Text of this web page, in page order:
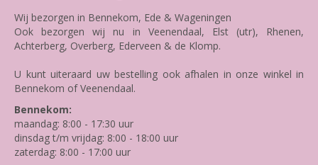
Wij bezorgen in Bennekom, Ede & Wageningen
Ook bezorgen wij nu in Veenendaal, Elst (utr), Rhenen,
Achterberg, Overberg, Ederveen & de Klomp.
U kunt uiteraard uw bestelling ook afhalen in onze winkel in
Bennekom of Veenendaal.
Bennekom:
maandag: 8:00 - 17:30 uur
dinsdag t/m vrijdag: 8:00 - 18:00 uur
zaterdag: 8:00 - 17:00 uur